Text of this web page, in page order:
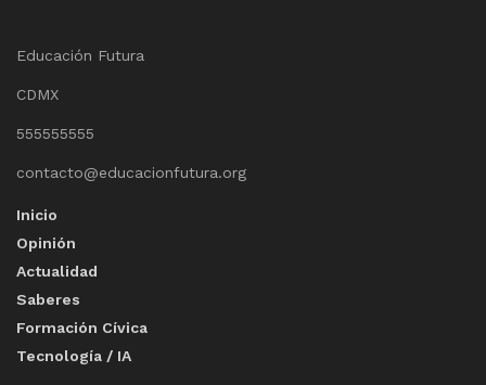
Educación Futura
CDMX
555555555
contacto@educacionfutura.org
Inicio
Opinión
Actualidad
Saberes
Formación Cívica
Tecnología / IA